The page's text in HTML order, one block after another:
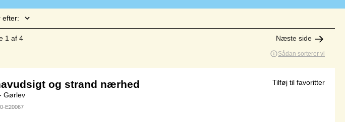
efter:
1 af 4 Næste side
Sådan sorterer vi
og strand nærhed
Gørlev
E20067
Tilføj til favoritter